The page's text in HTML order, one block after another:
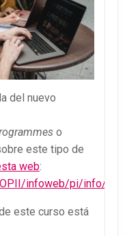
del nuevo
o
este tipo de
web:
infoweb/pi/info/
este curso está